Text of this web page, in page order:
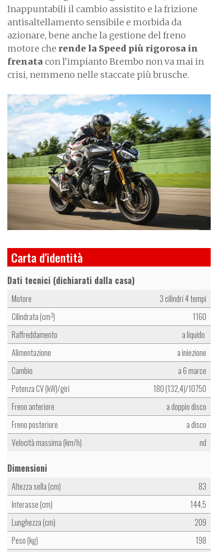
Inappuntabili il cambio assistito e la frizione
antisaltellamento sensibile e morbida da
azionare, bene anche la gestione del freno
motore che rende la Speed più rigorosa in
frenata con l’impianto Brembo non va mai in
crisi, nemmeno nelle staccate più brusche.
Carta d'identità
Dati tecnici (dichiarati dalla casa)
Motore
3 cilindri 4 tempi
Cilindrata (cm3)
1160
Raffreddamento
a liquido
Alimentazione
a iniezione
Cambio
a 6 marce
Potenza CV (kW)/giri
180 (132,4)/10750
Freno anteriore
a doppio disco
Freno posteriore
a disco
Velocità massima (km/h)
nd
Dimensioni
Altezza sella (cm)
83
Interasse (cm)
144,5
Lunghezza (cm)
209
Peso (kg)
198